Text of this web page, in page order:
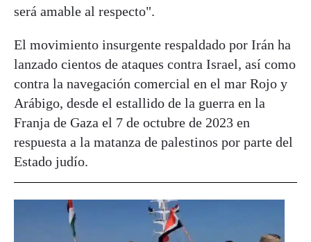
será amable al respecto".
El movimiento insurgente respaldado por Irán ha
lanzado cientos de ataques contra Israel, así como
contra la navegación comercial en el mar Rojo y
Arábigo, desde el estallido de la guerra en la
Franja de Gaza el 7 de octubre de 2023 en
respuesta a la matanza de palestinos por parte del
Estado judío.